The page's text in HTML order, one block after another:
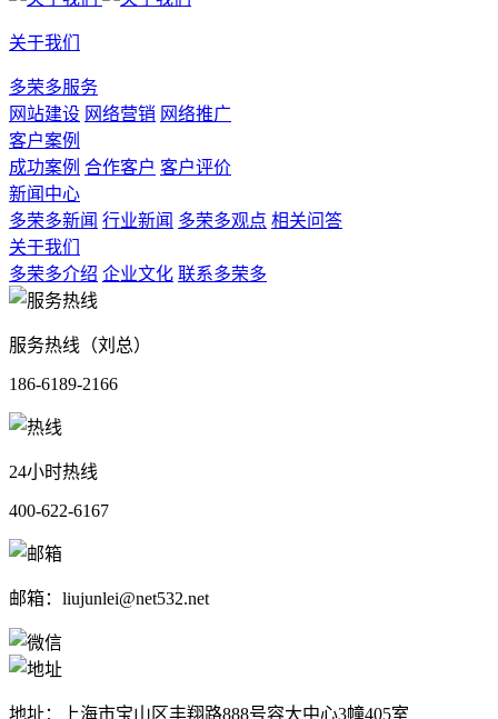
关于我们
多荣多服务
网站建设 网络营销 网络推广
客户案例
成功案例 合作客户 客户评价
新闻中心
多荣多新闻 行业新闻 多荣多观点 相关问答
关于我们
多荣多介绍 企业文化 联系多荣多
服务热线（刘总）
186-6189-2166
24小时热线
400-622-6167
邮箱：liujunlei@net532.net
地址：上海市宝山区丰翔路888号容大中心3幢405室